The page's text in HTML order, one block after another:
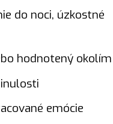
do noci, úzkostné
hodnotený okolím
emócie